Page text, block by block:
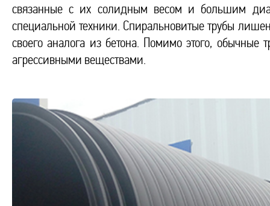
связанные с их солидным весом и большим
специальной техники. Спиральновитые трубы
своего аналога из бетона. Помимо этого, обычные
агрессивными веществами.